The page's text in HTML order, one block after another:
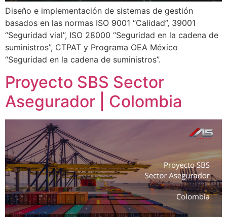
Diseño e implementación de sistemas de gestión
basados en las normas ISO 9001 “Calidad”, 39001
“Seguridad vial”, ISO 28000 “Seguridad en la cadena de
suministros”, CTPAT y Programa OEA México
“Seguridad en la cadena de suministros”.
Proyecto SBS Sector
Asegurador | Colombia